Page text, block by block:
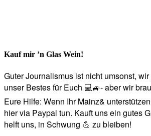
Kauf mir ’n Glas Wein!
Guter Journalismus ist nicht umsonst,
unser Bestes für Euch 💻🚙- aber wir
Eure Hilfe: Wenn Ihr Mainz&
hier via Paypal tun. Kauft uns ein gutes
helft uns, in Schwung 💪 zu bleiben!